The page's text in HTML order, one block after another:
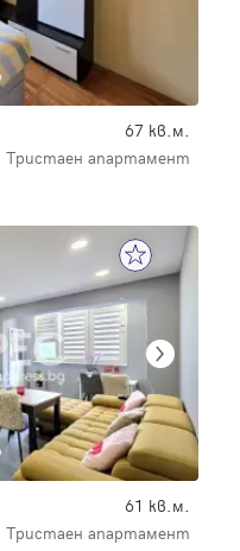
67 кв.м.
Тристаен апартамент
61 кв.м.
Тристаен апартамент